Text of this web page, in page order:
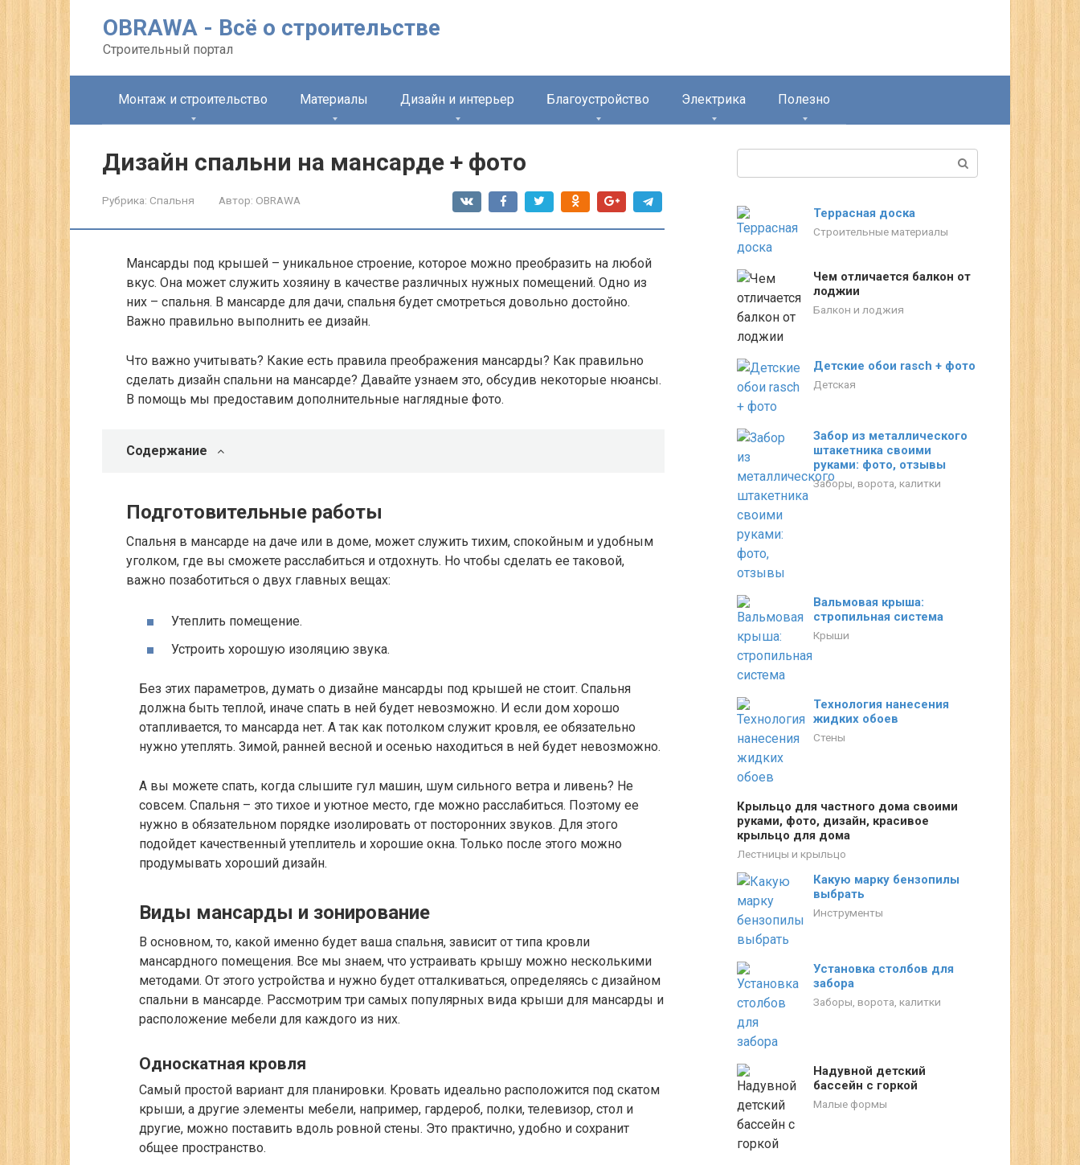
OBRAWA - Всё о строительстве
Строительный портал
Монтаж и строительство Материалы Дизайн и интерьер Благоустройство Электрика Полезно
Дизайн спальни на мансарде + фото
Рубрика: Спальня Автор: OBRAWA
Мансарды под крышей – уникальное строение, которое можно преобразить на любой
вкус. Она может служить хозяину в качестве различных нужных помещений. Одно из
них – спальня. В мансарде для дачи, спальня будет смотреться довольно достойно.
Важно правильно выполнить ее дизайн.
Что важно учитывать? Какие есть правила преображения мансарды? Как правильно
сделать дизайн спальни на мансарде? Давайте узнаем это, обсудив некоторые нюансы.
В помощь мы предоставим дополнительные наглядные фото.
Содержание
Подготовительные работы
Спальня в мансарде на даче или в доме, может служить тихим, спокойным и удобным
уголком, где вы сможете расслабиться и отдохнуть. Но чтобы сделать ее таковой,
важно позаботиться о двух главных вещах:
Утеплить помещение.
Устроить хорошую изоляцию звука.
Без этих параметров, думать о дизайне мансарды под крышей не стоит. Спальня
должна быть теплой, иначе спать в ней будет невозможно. И если дом хорошо
отапливается, то мансарда нет. А так как потолком служит кровля, ее обязательно
нужно утеплять. Зимой, ранней весной и осенью находиться в ней будет невозможно.
А вы можете спать, когда слышите гул машин, шум сильного ветра и ливень? Не
совсем. Спальня – это тихое и уютное место, где можно расслабиться. Поэтому ее
нужно в обязательном порядке изолировать от посторонних звуков. Для этого
подойдет качественный утеплитель и хорошие окна. Только после этого можно
продумывать хороший дизайн.
Виды мансарды и зонирование
В основном, то, какой именно будет ваша спальня, зависит от типа кровли
мансардного помещения. Все мы знаем, что устраивать крышу можно несколькими
методами. От этого устройства и нужно будет отталкиваться, определяясь с дизайном
спальни в мансарде. Рассмотрим три самых популярных вида крыши для мансарды и
расположение мебели для каждого из них.
Односкатная кровля
Самый простой вариант для планировки. Кровать идеально расположится под скатом
крыши, а другие элементы мебели, например, гардероб, полки, телевизор, стол и
другие, можно поставить вдоль ровной стены. Это практично, удобно и сохранит
общее пространство.
Террасная доска
Строительные материалы
Чем отличается балкон от
лоджии
Балкон и лоджия
Детские обои rasch + фото
Детская
Забор из металлического
штакетника своими
руками: фото, отзывы
Заборы, ворота, калитки
Вальмовая крыша:
стропильная система
Крыши
Технология нанесения
жидких обоев
Стены
Крыльцо для частного дома своими
руками, фото, дизайн, красивое
крыльцо для дома
Лестницы и крыльцо
Какую марку бензопилы
выбрать
Инструменты
Установка столбов для
забора
Заборы, ворота, калитки
Надувной детский
бассейн с горкой
Малые формы